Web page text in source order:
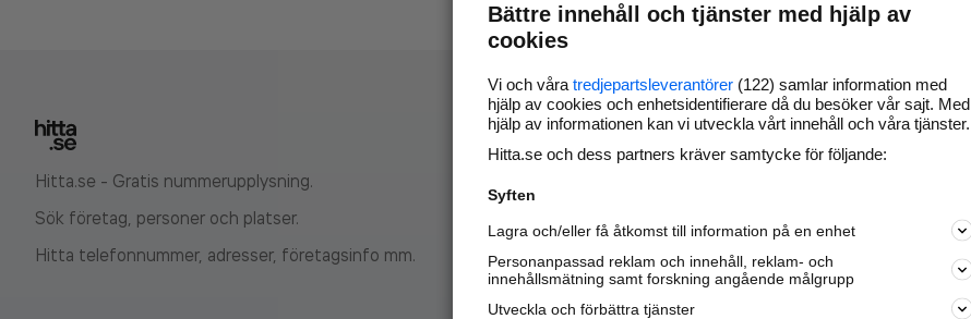
Hitta.se - Gratis nummerupplysning.
Sök företag, personer och platser.
Hitta telefonnummer, adresser, företagsinfo mm.
Marknadsför företaget på
nya kunder och
samarbetspartners nära dig.
Läs mer här
Bättre innehåll och tjänster med hjälp av
cookies
Vi och våra tredjepartsleverantörer (122) samlar information med
hjälp av cookies och enhetsidentifierare då du besöker vår sajt. Med
hjälp av informationen kan vi utveckla vårt innehåll och våra tjänster.
Hitta.se och dess partners kräver samtycke för följande:
Syften
Lagra och/eller få åtkomst till information på en enhet
Personanpassad reklam och innehåll, reklam- och
innehållsmätning samt forskning angående målgrupp
Utveckla och förbättra tjänster